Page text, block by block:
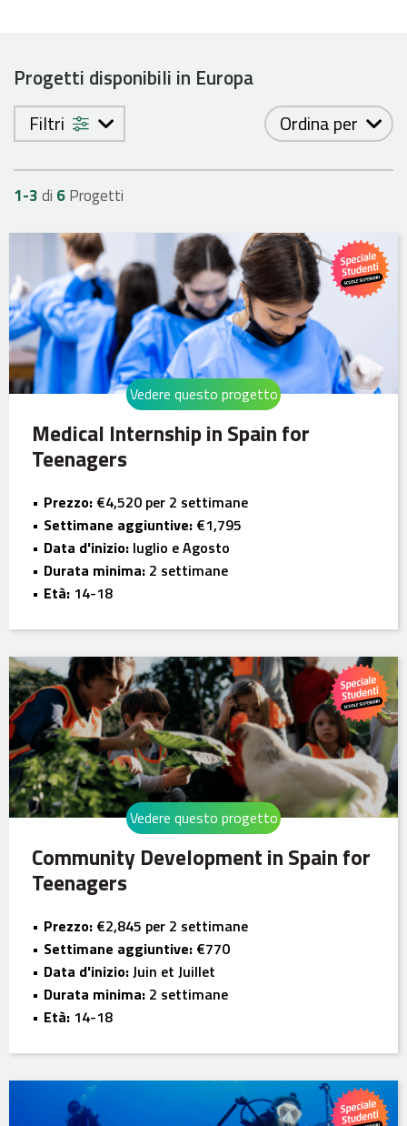
Progetti disponibili in Europa
Filtri Ordina per
1-3di 6Progetti
Medical Internship in Spain for
Teenagers
Vedere questo progetto
Prezzo: €4,520 per 2 settimane
Settimane aggiuntive: €1,795
Data d'inizio: luglio e Agosto
Durata minima: 2 settimane
Età: 14-18
Community Development in Spain for
Teenagers
Vedere questo progetto
Prezzo: €2,845 per 2 settimane
Settimane aggiuntive: €770
Data d'inizio:Juin et Juillet
Durata minima: 2 settimane
Età: 14-18